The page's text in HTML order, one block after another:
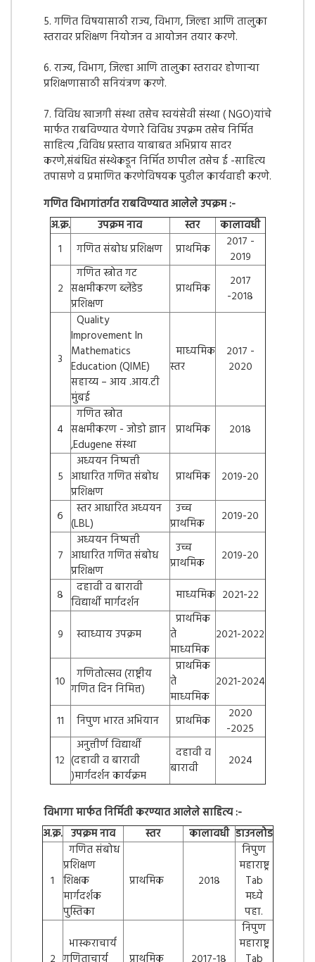
5. गणित विषयासाठी राज्य, विभाग, जिल्हा आणि तालुका
स्तरावर प्रशिक्षण नियोजन व आयोजन तयार करणे.
6. राज्य, विभाग, जिल्हा आणि तालुका स्तरावर होणाऱ्या
प्रशिक्षणासाठी सनियंत्रण करणे.
7. विविध खाजगी संस्था तसेच स्वयंसेवी संस्था ( NGO)यांचे
मार्फत राबविण्यात येणारे विविध उपक्रम तसेच निर्मित
साहित्य ,विविध प्रस्ताव याबाबत अभिप्राय सादर
करणे,संबंधित संस्थेकडून निर्मित छापील तसेच ई -साहित्य
तपासणे व प्रमाणित करणेविषयक पुढील कार्यवाही करणे.
गणित विभागांतर्गत राबविण्यात आलेले उपक्रम :-
अ.क्र.
उपक्रम नाव स्तर
कालावधी
१
गणित संबोध प्रशिक्षण प्राथमिक
२०१७ -
२०१९
२
गणित स्त्रोत गट
सक्षमीकरण ब्लेंडेड
प्रशिक्षण
प्राथमिक
२०१७
-२०१८
३
Quality
Improvement In
Mathematics
Education (QIME)
सहाय्य – आय .आय.टी
मुंबई
माध्यमिक
स्तर
२०१७ -
२०२०
४
गणित स्त्रोत
सक्षमीकरण - जोडो ज्ञान
,Edugene संस्था
प्राथमिक २०१८
५
अध्ययन निष्पत्ती
आधारित गणित संबोध
प्रशिक्षण
प्राथमिक २०१९-२०
६
स्तर आधारित अध्ययन
(LBL)
उच्च
प्राथमिक
२०१९-२०
७
अध्ययन निष्पत्ती
आधारित गणित संबोध
प्रशिक्षण
उच्च
प्राथमिक
२०१९-२०
८
दहावी व बारावी
विद्यार्थी मार्गदर्शन
माध्यमिक २०२१-२२
९ स्वाध्याय उपक्रम
प्राथमिक
ते
माध्यमिक
२०२१-२०२२
१०
गणितोत्सव (राष्ट्रीय
गणित दिन निमित्त)
प्राथमिक
ते
माध्यमिक
२०२१-२०२४
११ निपुण भारत अभियान प्राथमिक
२०२०
-२०२५
१२
अनुत्तीर्ण विद्यार्थी
(दहावी व बारावी
)मार्गदर्शन कार्यक्रम
दहावी व
बारावी
२०२४
विभागा मार्फत निर्मिती करण्यात आलेले साहित्य :-
अ.क्र. उपक्रम नाव स्तर कालावधी डाउनलोड
१
गणित संबोध
प्रशिक्षण
शिक्षक
मार्गदर्शक
पुस्तिका
प्राथमिक २०१८
निपुण
महाराष्ट्र
Tab
मध्ये
पहा.
भास्कराचार्य
निपुण
महाराष्ट्र